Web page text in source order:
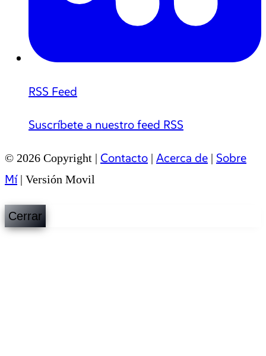
RSS Feed
Suscríbete a nuestro feed RSS
© 2026 Copyright | Contacto | Acerca de | Sobre
Mí| Versión Movil
Cerrar